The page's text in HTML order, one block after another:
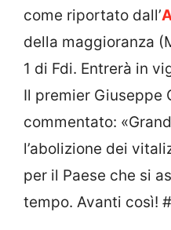
come riportato dall’
della maggioranza
1 di Fdi. Entrerà in
Il premier Giuseppe
commentato:
l’abolizione dei
per il Paese che si
tempo. Avanti così!